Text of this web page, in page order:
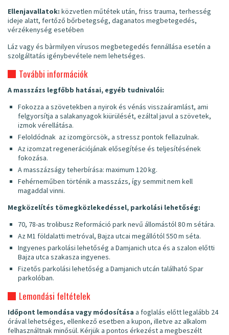
Ellenjavallatok: közvetlen műtétek után, friss trauma, terhesség
ideje alatt, fertőző bőrbetegség, daganatos megbetegedés,
vérzékenység esetében
Láz vagy és bàrmilyen vírusos megbetegedés fennállása esetén a
szolgáltatás igénybevétele nem lehetséges.
További információk
A masszázs legfőbb hatásai, egyéb tudnivalói:
Fokozza a szövetekben a nyirok és vénás visszaáramlást, ami
felgyorsítja a salakanyagok kiürülését, ezáltal javul a szövetek,
izmok vérellátása.
Feloldódnak az izomgörcsök, a stressz pontok fellazulnak.
Az izomzat regenerációjának elősegítése és teljesítésének
fokozása.
A masszázságy teherbírása: maximum 120 kg.
Fehérneműben történik a masszázs, így semmit nem kell
magaddal vinni.
Megközelítés tömegközlekedéssel, parkolási lehetőség:
70, 78-as trolibusz Reformáció park nevű állomástól 80 m sétára.
Az M1 földalatti metróval, Bajza utcai megállótól 550 m séta.
Ingyenes parkolási lehetőség a Damjanich utca és a szalon előtti
Bajza utca szakasza ingyenes.
Fizetős parkolási lehetőség a Damjanich utcán található Spar
parkolóban.
Lemondási feltételek
Időpont lemondása vagy módosítása a foglalás előtt legalább 24
órával lehetséges, ellenkező esetben a kupon, illetve az alkalom
felhasználtnak minősül. Kérjük a pontos érkezést a megbeszélt